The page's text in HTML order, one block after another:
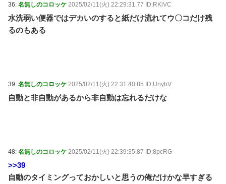
36: 名無しのコロッケ 2025/02/11(火) 22:29:31.77 ID:RKiVC
水洗弱い便器ではデカいのすると紙だけ流れてウ〇コだけ残
るのもある
39: 名無しのコロッケ 2025/02/11(火) 22:31:40.85 ID:UnybV
自動と非自動があるから非自動は忘れるだけな
48: 名無しのコロッケ 2025/02/11(火) 22:39:35.87 ID:8pcRG
>>39
自動のタイミングっておかしいと思うの俺だけかな早すぎる